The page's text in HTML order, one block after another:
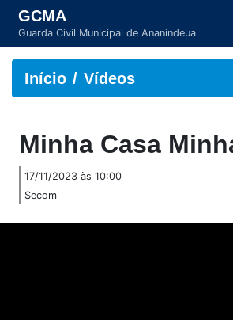
GCMA
Guarda Civil Municipal de Ananindeua
Início Vídeos
Minha Casa
17/11/2023 às 10:00
Secom